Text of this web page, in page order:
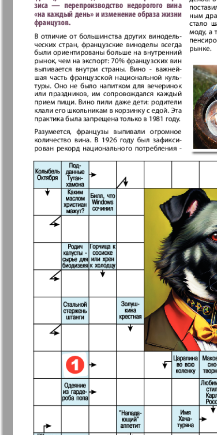
Архив необновляющихся на сайте изданий
7плюс7я Авангард
Анонс Антенна
Афиша Augsburg Бизнес
Ваша газета Версия
Вечное
сокровище
Восточная
Германия
Германия плюс Давай
Домашний
ресторан
Европа экспресс
меридиан
Закон и люди
записки
Изюм